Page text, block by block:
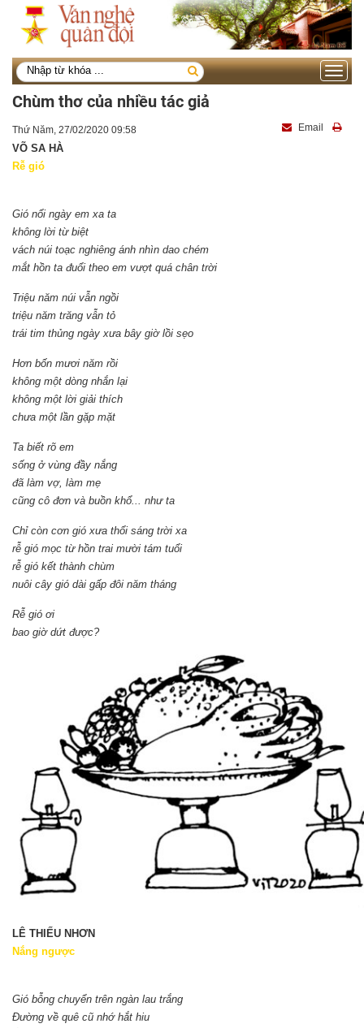
Toggle
Chùm thơ của nhiều tác giả
Thứ Năm, 27/02/2020 09:58 Email
VÕ SA HÀ
Rễ gió
Gió nổi ngày em xa ta
không lời từ biệt
vách núi toạc nghiêng ánh nhìn dao chém
mắt hồn ta đuổi theo em vượt quá chân trời
Triệu năm núi vẫn ngồi
triệu năm trăng vẫn tỏ
trái tim thủng ngày xưa bây giờ lồi sẹo
Hơn bốn mươi năm rồi
không một dòng nhắn lại
không một lời giải thích
chưa một lần gặp mặt
Ta biết rõ em
sống ở vùng đầy nắng
đã làm vợ, làm mẹ
cũng cô đơn và buồn khổ... như ta
Chỉ còn cơn gió xưa thổi sáng trời xa
rễ gió mọc từ hồn trai mười tám tuổi
rễ gió kết thành chùm
nuôi cây gió dài gấp đôi năm tháng
Rễ gió ơi
bao giờ dứt được?
LÊ THIẾU NHƠN
Nắng ngược
Gió bỗng chuyển trên ngàn lau trắng
Đường về quê cũ nhớ hắt hiu